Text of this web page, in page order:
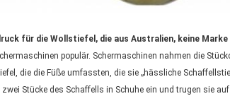
für die Wollstiefel, die aus Australien, keine
populär. Schermaschinen nahmen die
die die Füße umfassten, die sie „hässliche
Stücke des Schaffells in Schuhe ein und trugen sie